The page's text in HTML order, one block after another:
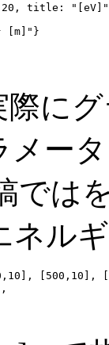
title:
[m]"}
際に
メー
では
ネル
[500,10],